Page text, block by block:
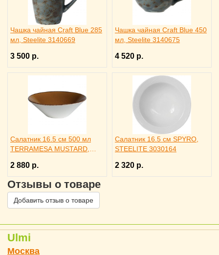
Чашка чайная Craft Blue 285
мл, Steelite 3140669
3 500 р.
Чашка чайная Craft Blue 450
мл, Steelite 3140675
4 520 р.
Салатник 16.5 см 500 мл
TERRAMESA MUSTARD,
2 880 р.
Салатник 16.5 см SPYRO,
STEELITE 3030164
2 320 р.
Отзывы о товаре
Добавить отзыв о товаре
Ulmi
Москва